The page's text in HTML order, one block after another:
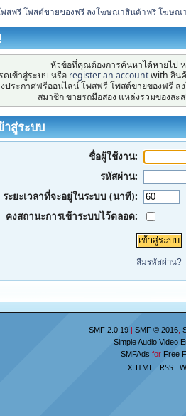
สฟรี โพสต์ขายของฟรี ลงโฆษณาสินค้าฟรี โฆษ
หัวข้อที่คุณต้องการค้นหาได้หายไป
ดเข้าสู่ระบบ หรือ register an accountwith สินค้
ประกาศฟรีออนไลน์ โพสฟรี โพสต์ขายของฟรี
สมาชิก ขายรถมือสอง แหล่งรวมของสะ
าสู่ระบบ
ชื่อผู้ใช้งาน:
รหัสผ่าน:
ระยะเวลาที่จะอยู่ในระบบ (นาที):
คงสถานะการเข้าระบบไว้ตลอด:
ลืมรหัสผ่าน?
SMF 2.0.19| SMF © 2016,
Simple Audio Video
SMFAds for Free
XHTML RSS